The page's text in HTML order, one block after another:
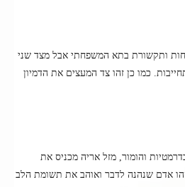
ותקשורת בתא המשפחתי אבל מצד שני
כמו כן זהו צד המעצים את הדמיון
והומור, מזל אריה מכניס את
אדם שנהנה לדבר ואוהב את תשומת הלב